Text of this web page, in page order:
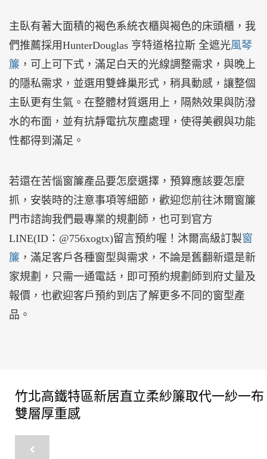
主臥有著大面積的褐色系統衣櫃與褐色的床頭櫃，我
們推薦採用HunterDouglas 亨特道格拉斯 全遮光風琴
簾 ，可上可下式，滿足白天的光線調整需求，與晚上
的隱私需求，並選用雙蜂巢形式，稍具動感，讓整個
主臥更有生氣。在整體材質選用上，隔熱效果與防潑
水的布面，並有抗靜電抗灰塵處理，使得美觀與功能
性都得到滿足。
若還在苦惱窗簾產品要怎麼選擇，預算應該要怎麼
抓，安裝時的注意事項等細節，歡迎您前往沐爾窗簾
門市諮詢我們最專業的規劃師，也可到官方
LINE(ID：@756xogtx)留言預約喔！沐爾高級訂製窗
簾 ，滿足客戶各種窗型與需求，不論是舊翻新還是新
家規劃，只需一通電話，即可預約規劃師到府丈量及
報價，也歡迎客戶預約到店了解更多不同的窗型產
品。
竹北高鐵特區新居直立柔紗簾取代一紗一布
雙層厚重感